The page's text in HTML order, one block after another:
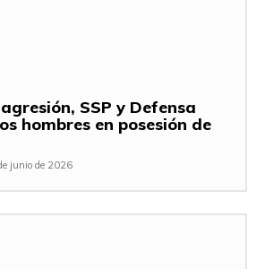
SSP y Defensa
hombres en posesión de
junio de 2026